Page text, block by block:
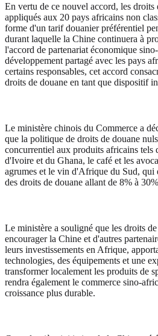
En vertu de ce nouvel accord, les droits
appliqués aux 20 pays africains non
forme d'un tarif douanier préférentiel
durant laquelle la Chine continuera à
l'accord de partenariat économique
développement partagé avec les pays
certains responsables, cet accord
droits de douane en tant que dispositif
Le ministère chinois du Commerce a
que la politique de droits de douane
concurrentiel aux produits africains tels
d'Ivoire et du Ghana, le café et les
agrumes et le vin d'Afrique du Sud, qui
des droits de douane allant de 8% à
Le ministère a souligné que les droits
encourager la Chine et d'autres
leurs investissements en Afrique,
technologies, des équipements et une
transformer localement les produits de
rendra également le commerce sino-
croissance plus durable.